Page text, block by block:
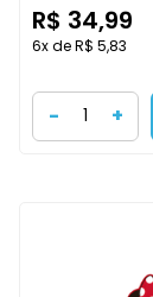
R$ 34,99
6x de R$ 5,83
- +